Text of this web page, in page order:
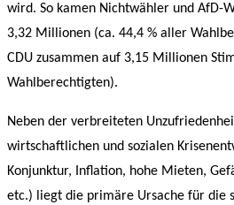
wird. So kamen Nichtwähler und AfD-
3,32 Millionen (ca. 44,4 % aller
CDU zusammen auf 3,15 Millionen
Wahlberechtigten).
Neben der verbreiteten
wirtschaftlichen und sozialen
Konjunktur, Inflation, hohe Mieten,
etc.) liegt die primäre Ursache für die